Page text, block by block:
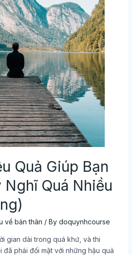
Quả Giúp Bạn
Quá Nhiều
về bản thân / By doquynhcourse
gian dài trong quá khứ, và thi
đã phải đối mặt với những hậu quả